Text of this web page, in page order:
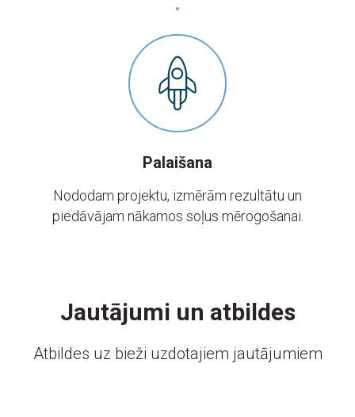
Palaišana
Nododam projektu, izmērām rezultātu un
piedāvājam nākamos soļus mērogošanai.
Jautājumi un atbildes
Atbildes uz bieži uzdotajiem jautājumiem